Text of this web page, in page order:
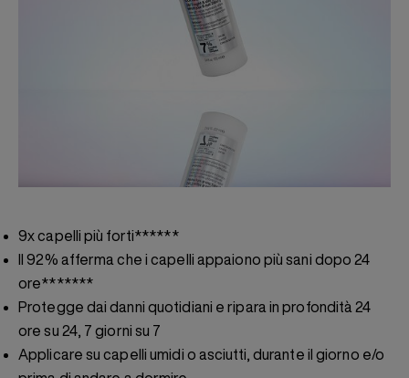
9x capelli più forti******
Il 92% afferma che i capelli appaiono più sani dopo 24
ore*******
Protegge dai danni quotidiani e ripara in profondità 24
ore su 24, 7 giorni su 7
Applicare su capelli umidi o asciutti, durante il giorno e/o